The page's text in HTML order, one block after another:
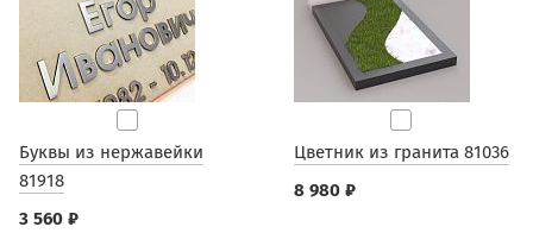
Буквы из нержавейки
81918
3 560 ₽
Цветник из гранита 81036
8 980 ₽